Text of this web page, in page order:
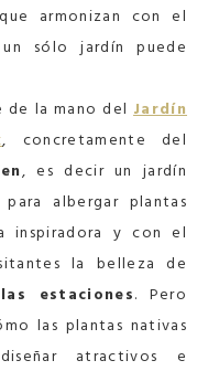
armonizan con el
sólo jardín puede
de la mano del Jardín
, concretamente del
, es decir un jardín
albergar plantas
inspiradora y con el
la belleza de
estaciones. Pero
las plantas nativas
atractivos e